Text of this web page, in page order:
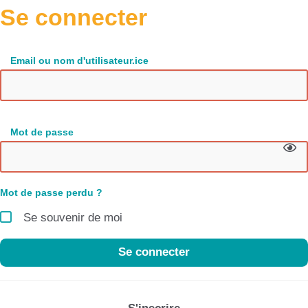
Se connecter
Email ou nom d'utilisateur.ice
Mot de passe
Mot de passe perdu ?
Se souvenir de moi
Se connecter